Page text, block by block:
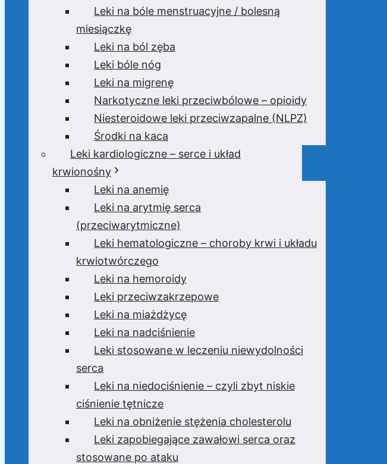
Leki na bóle menstruacyjne / bolesną
miesiączkę
Leki na ból zęba
Leki bóle nóg
Leki na migrenę
Narkotyczne leki przeciwbólowe – opioidy
Niesteroidowe leki przeciwzapalne (NLPZ)
Środki na kaca
Leki kardiologiczne – serce i układ
krwionośny
Leki na anemię
Leki na arytmię serca
(przeciwarytmiczne)
Leki hematologiczne – choroby krwi i układu
krwiotwórczego
Leki na hemoroidy
Leki przeciwzakrzepowe
Leki na miażdżycę
Leki na nadciśnienie
Leki stosowane w leczeniu niewydolności
serca
Leki na niedociśnienie – czyli zbyt niskie
ciśnienie tętnicze
Leki na obniżenie stężenia cholesterolu
Leki zapobiegające zawałowi serca oraz
stosowane po ataku